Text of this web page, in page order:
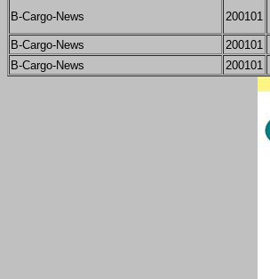
B-Cargo-News 200101
B-Cargo-News
200101
B-Cargo-News
200101